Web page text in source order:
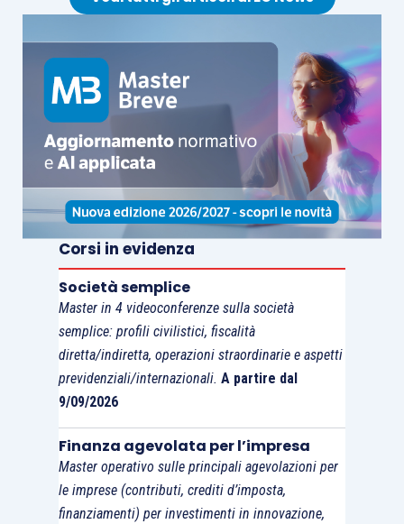
innovativa possa
applicare le deroghe relative alla disciplina dei
contratti a tempo determinato solo per i primi 4
anni di vita e non nel quinto.
Corsi in evidenza
Società semplice
Master in 4 videoconferenze sulla società
semplice: profili civilistici, fiscalità
diretta/indiretta, operazioni straordinarie e aspetti
previdenziali/internazionali. A partire dal
9/09/2026
Finanza agevolata per l’impresa
Master operativo sulle principali agevolazioni per
le imprese (contributi, crediti d’imposta,
finanziamenti) per investimenti in innovazione,